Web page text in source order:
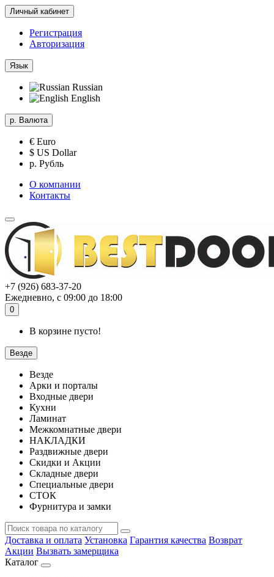
Личный кабинет
Регистрация
Авторизация
Язык
Russian
English
р. Валюта
€ Euro
$ US Dollar
р. Рубль
О компании
Контакты
+7 (926) 683-37-20
Ежедневно, с 09:00 до 18:00
0
В корзине пусто!
Везде
Везде
Арки и порталы
Входные двери
Кухни
Ламинат
Межкомнатные двери
НАКЛАДКИ
Раздвижные двери
Скидки и Акции
Складные двери
Специальные двери
СТОК
Фурнитура и замки
Доставка и оплата Установка Гарантия качества Возврат
Акции Вызвать замерщика
Каталог